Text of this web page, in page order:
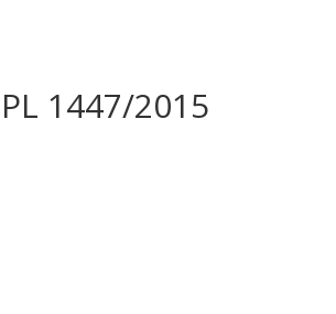
PL 1447/2015